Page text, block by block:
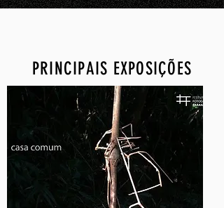
PRINCIPAIS EXPOSIÇÕES